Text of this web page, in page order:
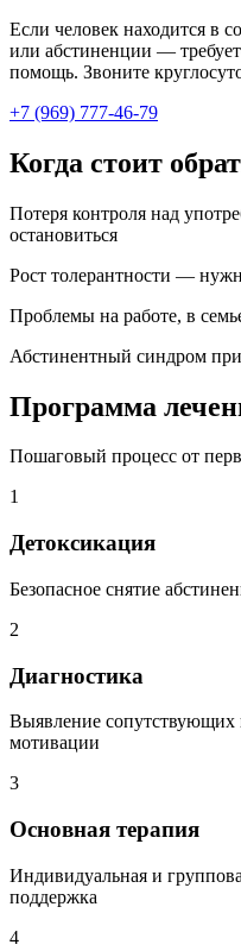
Если человек находится в
или абстиненции —
помощь. Звоните
+7 (969) 777-46-79
Когда стоит
Потеря контроля над
остановиться
Рост толерантности —
Проблемы на работе, в
Абстинентный синдром
Программа
Пошаговый процесс от
1
Детоксикация
Безопасное снятие
2
Диагностика
Выявление сопутствующих
мотивации
3
Основная терапия
Индивидуальная и
поддержка
4